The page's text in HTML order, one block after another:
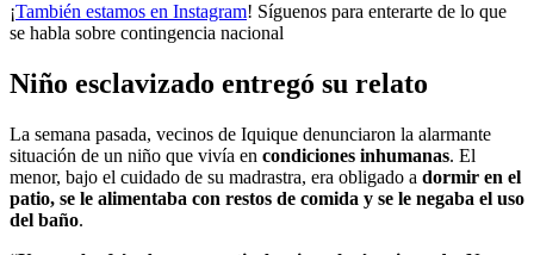
¡También estamos en Instagram! Síguenos para enterarte de lo que
se habla sobre contingencia nacional
Niño esclavizado entregó su relato
La semana pasada, vecinos de Iquique denunciaron la alarmante
situación de un niño que vivía en condiciones inhumanas. El
menor, bajo el cuidado de su madrastra, era obligado a dormir en el
patio, se le alimentaba con restos de comida y se le negaba el uso
del baño.